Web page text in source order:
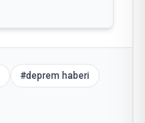
#deprem haberi